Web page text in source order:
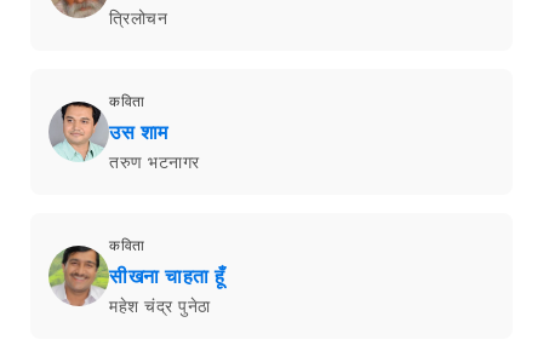
त्रिलोचन
कविता
उस शाम
तरुण भटनागर
कविता
सीखना चाहता हूँ
महेश चंद्र पुनेठा